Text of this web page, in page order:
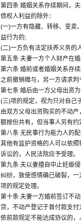
第四条 婚姻关系存续期间，
债权人利益的除外：
(一)一方有隐藏、转移、变卖
益行为的;
(二)一方负有法定扶养义务的
第五条 夫妻一方个人财产在
第六条 婚前或者婚姻关系存
之前撤销赠与，另一方请求
第七条 婚后由一方父母出资
(三)项的规定，视为只对自己
由双方父母出资购买的不动
额按份共有，但当事人另有约
第八条 无民事行为能力人的
其他有监护资格的人可以依
诉讼的，人民法院应予受理。
第九条 夫以妻擅自中止妊娠
纠纷，致使感情确已破裂，
项的规定处理。
第十条 夫妻一方婚前签订不
贷，不动产登记于首付款支付
依前款规定不能达成协议的